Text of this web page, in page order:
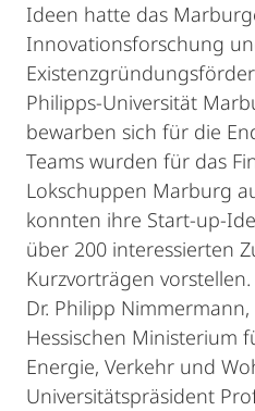
Ideen hatte das
Innovationsforschung
Philipps-Universität
bewarben sich für die
Teams wurden für das
Lokschuppen Marburg
konnten ihre Start-up-
über 200 interessierten
Kurzvorträgen
Dr. Philipp
Hessischen Ministerium
Energie, Verkehr und
Universitätspräsident